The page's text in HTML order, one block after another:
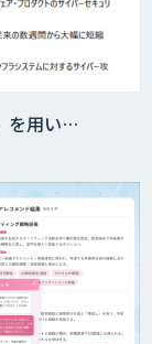
を用い…